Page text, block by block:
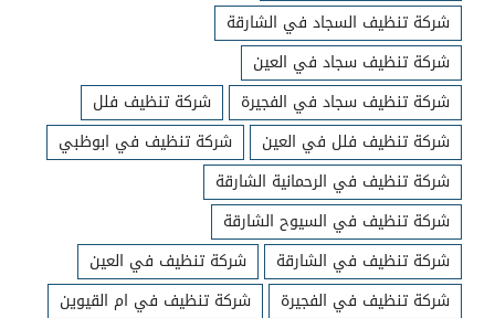
شركة تنظيف السجاد في الشارقة
شركة تنظيف سجاد في العين
شركة تنظيف سجاد في الفجيرة
شركة تنظيف فلل
شركة تنظيف فلل في العين
شركة تنظيف في ابوظبي
شركة تنظيف في الرحمانية الشارقة
شركة تنظيف في السيوح الشارقة
شركة تنظيف في الشارقة
شركة تنظيف في العين
شركة تنظيف في الفجيرة
شركة تنظيف في ام القيوين